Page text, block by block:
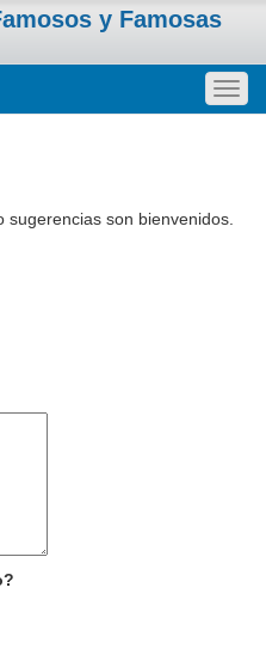
y Famosas
son bienvenidos.